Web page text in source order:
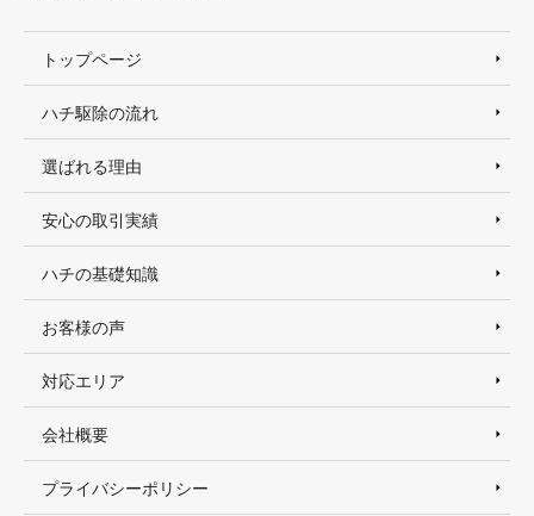
トップページ
ハチ駆除の流れ
選ばれる理由
安心の取引実績
ハチの基礎知識
お客様の声
対応エリア
会社概要
プライバシーポリシー